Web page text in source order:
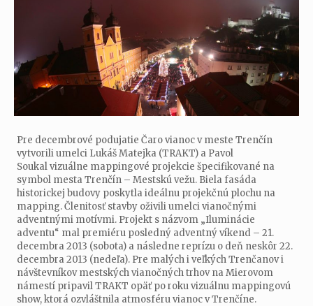
Pre decembrové podujatie Čaro vianoc v meste Trenčín
vytvorili umelci Lukáš Matejka (TRAKT) a Pavol
Soukal vizuálne mappingové projekcie špecifikované na
symbol mesta Trenčín – Mestskú vežu. Biela fasáda
historickej budovy poskytla ideálnu projekčnú plochu na
mapping. Členitosť stavby oživili umelci vianočnými
adventnými motívmi. Projekt s názvom „Iluminácie
adventu“ mal premiéru posledný adventný víkend – 21.
decembra 2013 (sobota) a následne reprízu o deň neskôr 22.
decembra 2013 (nedeľa). Pre malých i veľkých Trenčanov i
návštevníkov mestských vianočných trhov na Mierovom
námestí pripavil TRAKT opäť po roku vizuálnu mappingovú
show, ktorá ozvláštnila atmosféru vianoc v Trenčíne.